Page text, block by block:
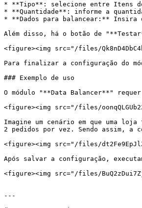
* **Tipo**: selecione entre Itens
* **Quantidade**: informe a
* **Dados para balancear:** Insira
Além disso, há o botão de
<figure><img src="/files/
Para finalizar a configuração do
### Exemplo de uso
O módulo "**Data Balancer**"
<figure><img src="/files/
Imagine um cenário em que uma
2 pedidos por vez. Sendo assim, a
<figure><img src="/files/
Após salvar a configuração,
<figure><img src="/files/
---